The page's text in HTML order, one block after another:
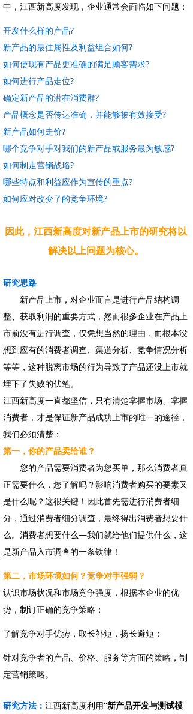
中，江西新高度发现，企业通常会面临如下问题：
开发什么样的产品?
新产品的最佳属性及利益组合如何?
如何使现有产品更准确的满足顾客需求?
如何进行产品走位?
确定新产品的潜在消费群?
产品概念是否传达准确，并能够被有效接受?
新产品如何走价?
哪个竞争对手对我们的新产品或服务最为敏感?
如何制走营销战珞?
哪些特点和利益应作为宣传的重点?
如何应对改变了的竞争环境?
因此，江西新高度对新产品上市的研究将以
解决以上问题为核心。
研究思路
新产品上市，对企业而言是进行产品结构调
整、获取利润的重要方式，然而很多企业在产品上
市前没有进行调查，仅凭想当然的理由，而根本没
想到应有的消费者调查、渠道分析、竞争情况分析
等等，这种脱离市场的行为导致了产品还没上市就
埋下了失败的伏笔。
江西新高度一直都坚信，只有清楚掌握市场、掌握
消费者，才是保证新产品成功上市的唯一的途径，
我们必须清楚：
第一，你的产品卖给谁？
您的产品需要消费者为您买单，那么消费者真
正需要什么，您了解吗？影响消费者购买的要素又
是什么呢？这很关键！因此首先需进行消费者细
分，通过消费者细分调查，最终得出消费者想要什
么。消费者想要什么—我们就给他们提供什么，这
是新产品入市调查的一条铁律！
第二，市场环境如何？竞争对手强弱？
认识市场状况和市场竞争强度，根据本企业的优
势，制订正确的竞争策略；
了解竞争对手优势，取长补短，扬长避短；
针对竞争者的产品、价格、服务等方面的策略，制
定营销策略。
研究方法： 江西新高度利用“新产品开发与测试模